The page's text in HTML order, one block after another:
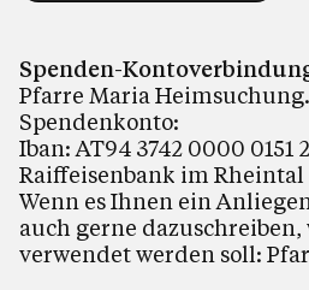
Spenden-
Pfarre Maria Heimsuchung.
Spendenkonto:
Iban: AT94 3742 0000 0151
Raiffeisenbank im Rheintal
Wenn es Ihnen ein
auch gerne
verwendet werden soll: